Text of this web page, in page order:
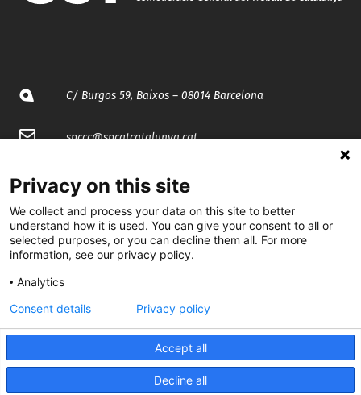
C/ Burgos 59, Baixos – 08014 Barcelona
spccc@spcgtcatalunya.cat
@CGTCatalunya
cgtcatalunya
CGTCatalunya
cgtcatalunya
Desenvolupat per
Privacy on this site
We collect and process your data on this site to better
understand how it is used. You can give your consent to all or
selected purposes, or you can decline them all. For more
information, see our privacy policy.
Analytics
Accept all
Decline all
Consent details Privacy policy